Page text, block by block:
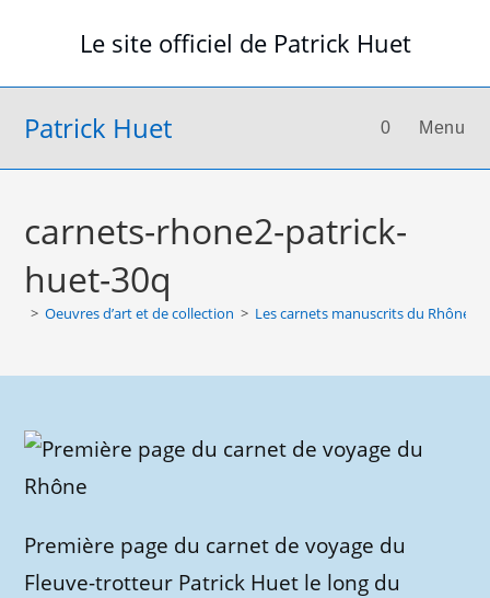
Le site officiel de Patrick Huet
Patrick Huet 0 Menu
carnets-rhone2-patrick-
huet-30q
> Oeuvres d’art et de collection > Les carnets manuscrits du Rhône
Première page du carnet de voyage du
Fleuve-trotteur Patrick Huet le long du